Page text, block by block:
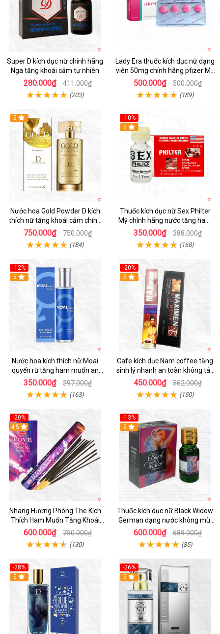
Super D kích dục nữ chính hãng
Nga tăng khoái cảm tự nhiên
280.000₫ 411.000₫
(203)
Lady Era thuốc kích dục nữ dạng
viên 50mg chính hãng pfizer Mỹ
tăng hưng phấn nữ
500.000₫ 500.000₫
(189)
5
Nước hoa Gold Powder D kích
thích nữ tăng khoái cảm chính
hãng
750.000₫ 750.000₫
(184)
-10%
5
Thuốc kích dục nữ Sex Philter
Mỹ chính hãng nước tăng ham
muốn
350.000₫ 388.000₫
(168)
-12%
5
Nước hoa kích thích nữ Moai
quyến rũ tăng ham muốn an
toàn giá tốt
350.000₫ 397.000₫
(163)
-20%
5
Cafe kích dục Nam coffee tăng
sinh lý nhanh an toàn không tác
dụng phụ
450.000₫ 562.000₫
(150)
-20%
4.5
Nhang Hương Phòng The Kích
Thích Ham Muốn Tăng Khoái
Cảm
600.000₫ 750.000₫
(130)
-13%
5
Thuốc kích dục nữ Black Widow
German dạng nước không mùi
hiệu quả an toàn giá tốt
600.000₫ 689.000₫
(85)
-28%
5
-26%
5